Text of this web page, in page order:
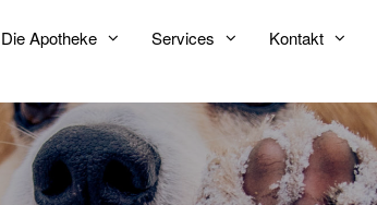
Die Apotheke Services Kontakt